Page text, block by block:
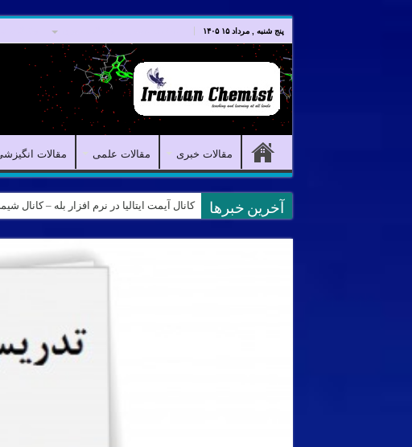
پنج شنبه , مرداد ۱۵ ۱۴۰۵
مقالات خبری مقالات علمی مقالات
آخرین خبرها کانال آیمت ایتالیا در نرم افزار بله – کانال